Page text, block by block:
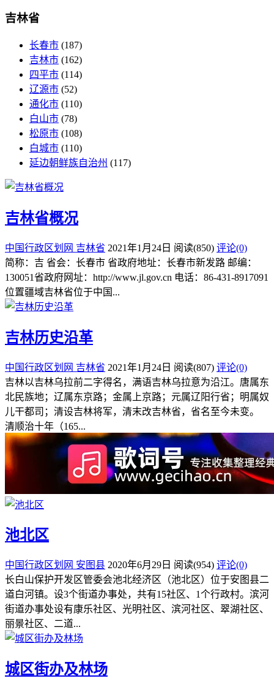
吉林省
长春市 (187)
吉林市 (162)
四平市 (114)
辽源市 (52)
通化市 (110)
白山市 (78)
松原市 (108)
白城市 (110)
延边朝鲜族自治州 (117)
吉林省概况
中国行政区划网 吉林省 2021年1月24日 阅读(850) 评论(0)
简称：吉 省会：长春市 省政府地址：长春市新发路 邮编：
130051省政府网址：http://www.jl.gov.cn 电话：86-431-8917091
位置疆域吉林省位于中国...
吉林历史沿革
中国行政区划网 吉林省 2021年1月24日 阅读(807) 评论(0)
吉林以吉林乌拉前二字得名，满语吉林乌拉意为沿江。唐属东
北民族地；辽属东京路；金属上京路；元属辽阳行省；明属奴
儿干都司；清设吉林将军，清末改吉林省，省名至今未变。
清顺治十年（165...
池北区
中国行政区划网 安图县 2020年6月29日 阅读(954) 评论(0)
长白山保护开发区管委会池北经济区（池北区）位于安图县二
道白河镇。设3个街道办事处，共有15社区、1个行政村。滨河
街道办事处设有康乐社区、光明社区、滨河社区、翠湖社区、
丽景社区、二道...
城区街办及林场